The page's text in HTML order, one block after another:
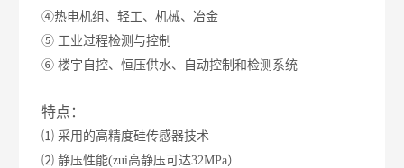
④热电机组、轻工、机械、冶金
⑤ 工业过程检测与控制
⑥ 楼宇自控、恒压供水、自动控制和检测系统
特点：
⑴ 采用的高精度硅传感器技术
⑵ 静压性能(zui高静压可达32MPa）